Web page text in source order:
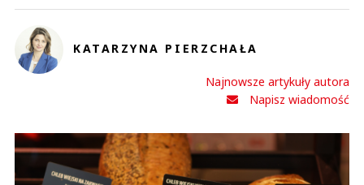
KATARZYNA PIERZCHAŁA
Najnowsze artykuły autora
Napisz wiadomość